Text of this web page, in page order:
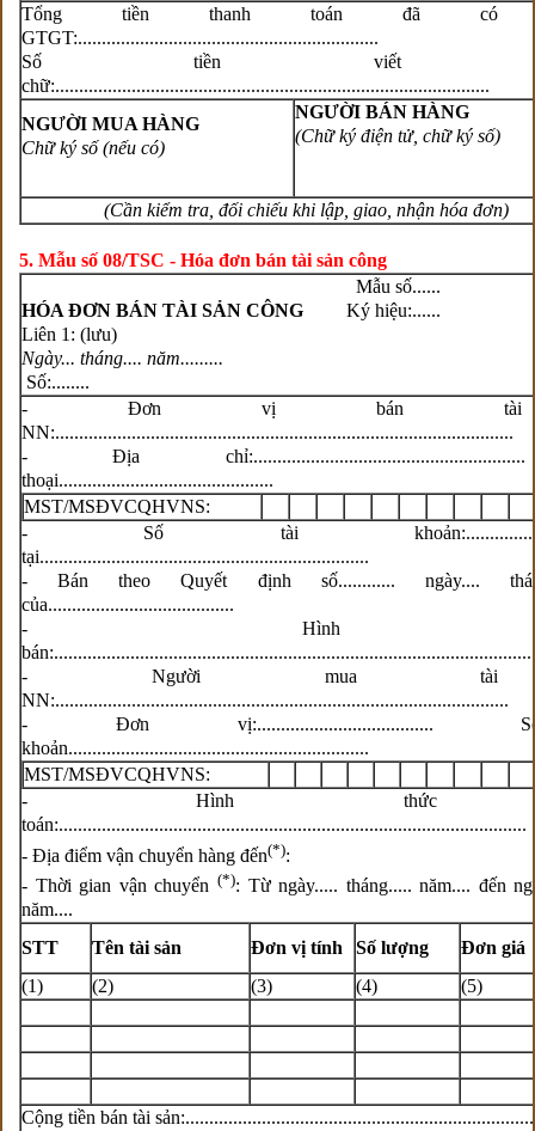
Tổng tiền thanh toán đã có
GTGT:...............................................................
Số tiền viết
chữ:...........................................................................................
NGƯỜI MUA HÀNG
Chữ ký số (nếu có)
NGƯỜI BÁN HÀNG
(Chữ ký điện tử, chữ ký số)
(Cần kiểm tra, đối chiếu khi lập, giao, nhận hóa đơn)
5. Mẫu số 08/TSC - Hóa đơn bán tài sản công
Mẫu số......
HÓA ĐƠN BÁN TÀI SẢN CÔNG Ký hiệu:......
Liên 1: (lưu)
Ngày... tháng.... năm.........
Số:........
- Đơn vị bán tài
NN:................................................................................................
- Địa
thoại.............................................
MST/MSĐVCQHVNS:
- Số tài
tại.....................................................................
- Bán theo Quyết định số............ ngày....
của.......................................
- Hình
- Người mua tài
NN:...............................................................................................
- Đơn
khoản...............................................................
MST/MSĐVCQHVNS:
- Hình thức
toán:..................................................................................................
- Địa điểm vận chuyển hàng đến(*):
- Thời gian vận chuyển (*): Từ ngày..... tháng..... năm.... đến
năm....
STT
Tên tài sản Đơn vị tính Số lượng
Đơn giá
(1)
(2) (3) (4) (5)
Cộng tiền bán tài